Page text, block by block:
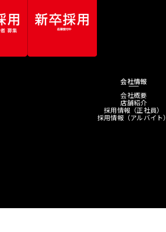
会社情報
会社概要
店舗紹介
採用情報（正社員）
採用情報（アルバイト）